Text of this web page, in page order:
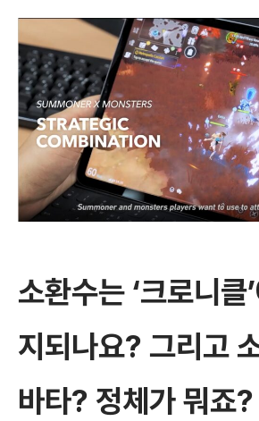
소환수는 ‘크로니클’
지되나요? 그리고
바타? 정체가 뭐죠?